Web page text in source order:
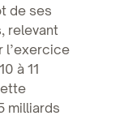
de ses
relevant
l’exercice
à 11
milliards